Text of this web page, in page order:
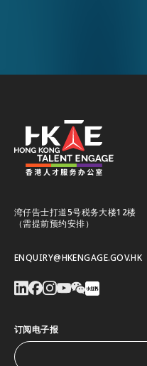
湾仔告士打道5号税务大楼12楼
（需提前预约安排）
ENQUIRY@HKENGAGE.GOV.HK
订阅电子报